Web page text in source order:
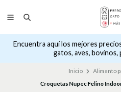
Encuentra aquí los mejores
gatos, aves, bovinos,
Inicio
Alimento
Croquetas Nupec Felino